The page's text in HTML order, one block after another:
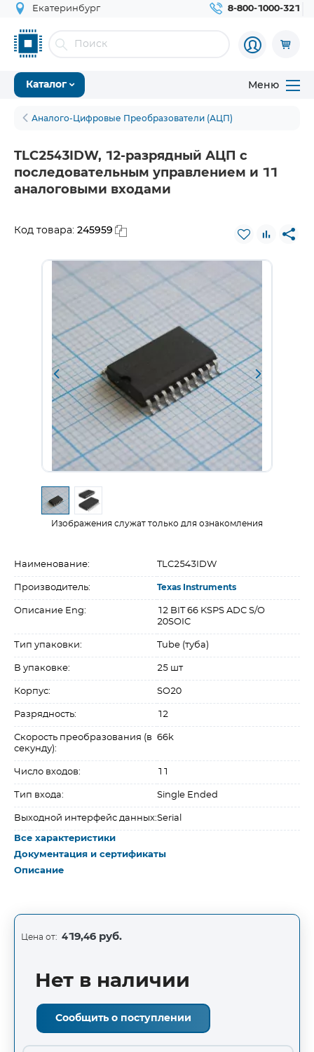
Екатеринбург 8-800-1000-321
Каталог Меню
Аналого-Цифровые Преобразователи (АЦП)
TLC2543IDW, 12-разрядный АЦП с
последовательным управлением и 11
аналоговыми входами
Код товара: 245959
Изображения служат только для ознакомления
Наименование: TLC2543IDW
Производитель: Texas Instruments
Описание Eng:
12 BIT 66 KSPS ADC S/O
20SOIC
Тип упаковки: Tube (туба)
В упаковке: 25 шт
Корпус: SO20
Разрядность: 12
Скорость преобразования (в
секунду):
66k
Число входов: 11
Тип входа: Single Ended
Выходной интерфейс данных:Serial
Все характеристики
Документация и сертификаты
Описание
Цена от: 419,46 руб.
Нет в наличии
Сообщить о поступлении